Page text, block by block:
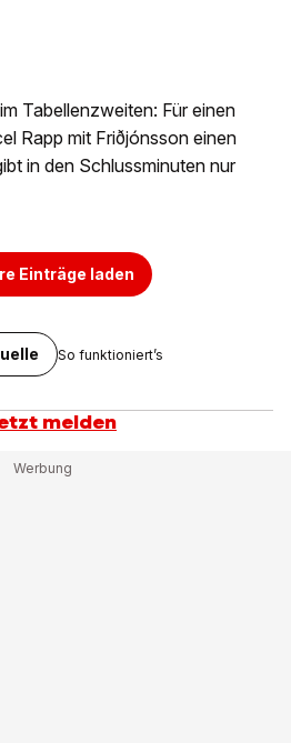
Tabellenzweiten: Für einen
Rapp mit Friðjónsson einen
in den Schlussminuten nur
Einträge laden
So funktioniert’s
melden